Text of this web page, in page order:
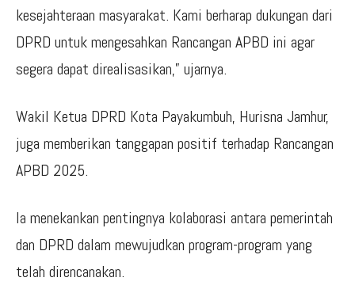
kesejahteraan masyarakat. Kami berharap dukungan dari
DPRD untuk mengesahkan Rancangan APBD ini agar
segera dapat direalisasikan,” ujarnya.
Wakil Ketua DPRD Kota Payakumbuh, Hurisna Jamhur,
juga memberikan tanggapan positif terhadap Rancangan
APBD 2025.
Ia menekankan pentingnya kolaborasi antara pemerintah
dan DPRD dalam mewujudkan program-program yang
telah direncanakan.